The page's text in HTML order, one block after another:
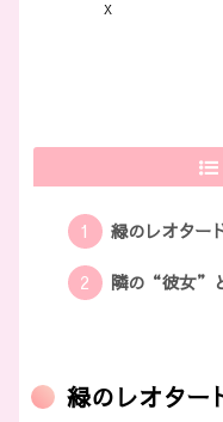
X
緑のレオター
隣の“彼女”
緑のレオター